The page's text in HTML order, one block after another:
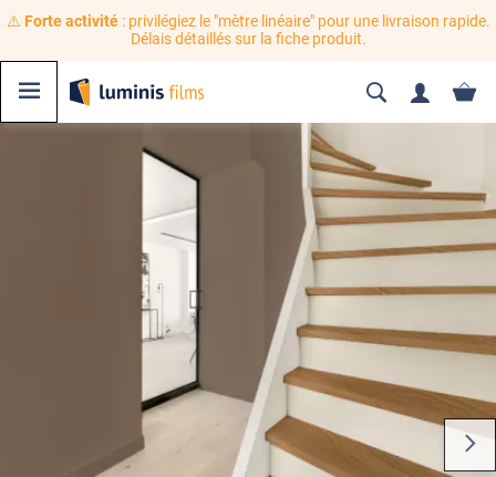
⚠️ Forte activité: privilégiez le "mètre linéaire" pour une livraison rapide.
Délais détaillés sur la fiche produit.